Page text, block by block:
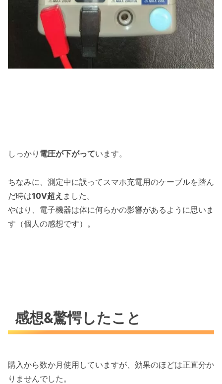
しっかり 電圧が下がっています。
ちなみに、測定中に誤ってスマホ充電用のケーブルを踏ん
だ時は10V超え ました。
やはり、電子機器は体に何らかの影響があるように思いま
す（個人の感想です）。
感想&驚愕したこと
購入から数か月使用していますが、効果のほどは正直分か
りませんでした。